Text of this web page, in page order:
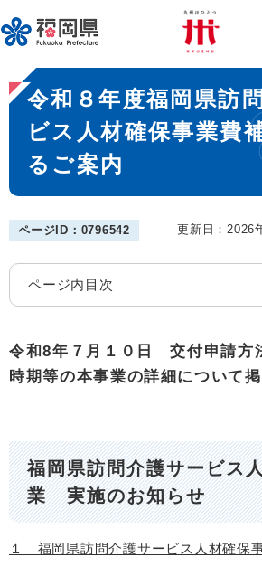
ー
ジ
先
頭
メニューを飛ばして本文
本
文
令和８年度福岡県訪
ビス人材確保事業費
るご案内
ページID：0796542 更新日：2026
ページ内目次
令和8年７月１０日 交付申請方
時期等の本事業の詳細について
福岡県訪問介護サービス
業 実施のお知らせ
１ 福岡県訪問介護サービス人材確保